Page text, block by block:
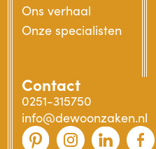
Ons verhaal
Onze specialisten
Contact
0251-315750
info@dewoonzaken.nl